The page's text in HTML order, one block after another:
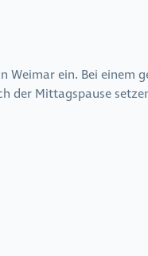
Weimar ein. Bei
der Mittagspause